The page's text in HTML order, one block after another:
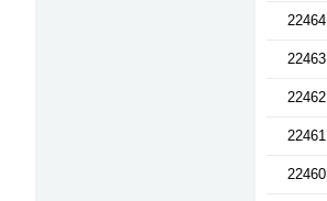
22464
22463
22462
22461
22460